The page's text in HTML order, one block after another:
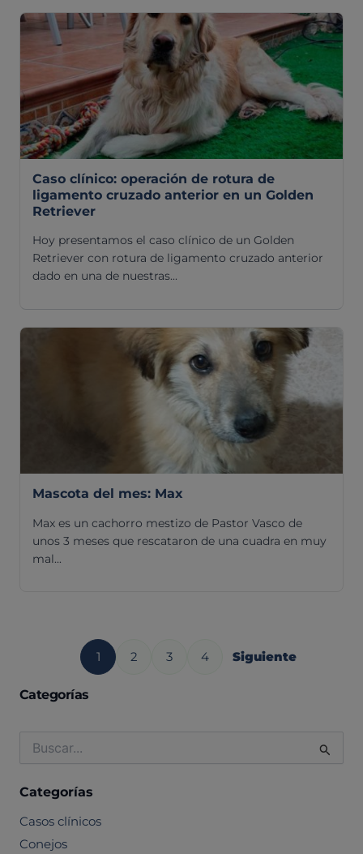
Caso clínico: operación de rotura de
ligamento cruzado anterior en un Golden
Retriever
Hoy presentamos el caso clínico de un Golden
Retriever con rotura de ligamento cruzado anterior
dado en una de nuestras...
Mascota del mes: Max
Max es un cachorro mestizo de Pastor Vasco de
unos 3 meses que rescataron de una cuadra en muy
mal...
1 2 3 4 Siguiente
Categorías
por:
Categorías
Casos clínicos
Conejos